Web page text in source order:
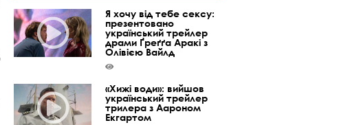
Я хочу від тебе сексу:
презентовано
український трейлер
драми Ґреґґа Аракі з
Олівією Вайлд
«Хижі води»: вийшов
український трейлер
трилера з Аароном
Екгартом